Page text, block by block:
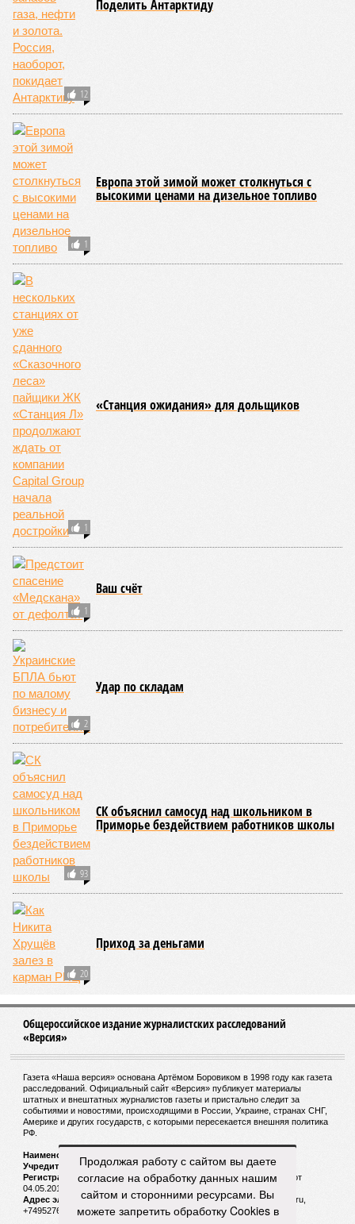
КОММЕНТАРИИ
Новости smi2.ru
Дональд Трамп
Дональд Трамп – известный американский бизнесмен,
Америки, республиканец.
ПОСЛЕДНИЕ НОВОСТИ
14:07
Самолёт-разведчик НАТО замечен у берегов
Финского залива
13:45
Евросоюз нарастил импорт СПГ из России
Спасатель рассказала о плане действий на случай,
13:29
Россияне массово подсаживаются на общение с
нейросетями и обращаются из-за этого к психологам
13:21
Новости smi2.ru
ФНС захотела дать россиянам денег на уплату
Госдума выразила готовность опросить
Ряд делегаций подкупили для голосования
по расширению мандата ОЗХО - МИД РФ
Владимир Путин не сможет посетить матч
Испания – Россия в рамках 1/8 финала
ЧМ-2018
Продолжая работу с сайтом вы даете
согласие на обработку данных нашим
сайтом и сторонними ресурсами. Вы
можете запретить обработку Cookies в